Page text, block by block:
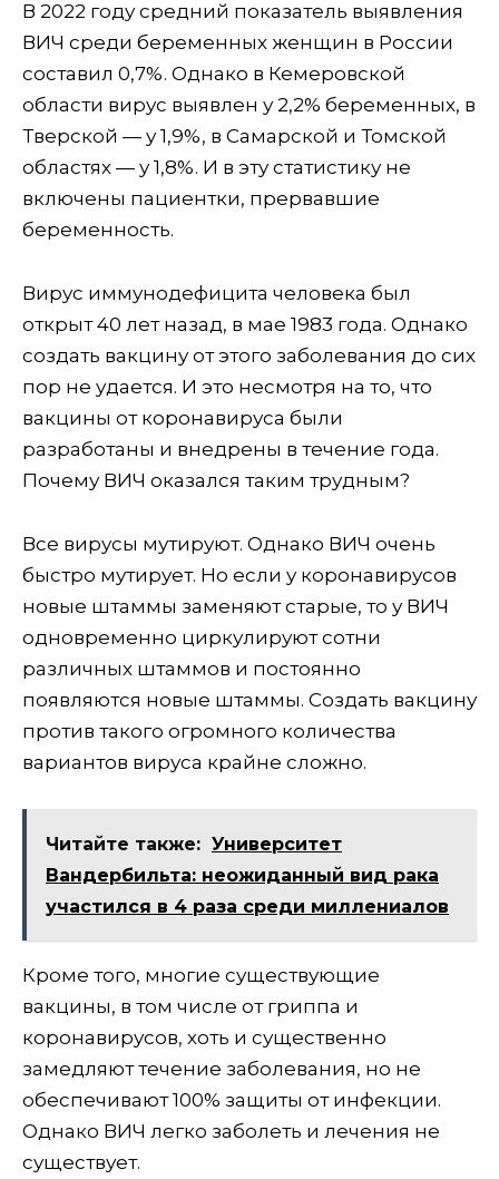
В 2022 году средний показатель выявления
ВИЧ среди беременных женщин в России
составил 0,7%. Однако в Кемеровской
области вирус выявлен у 2,2% беременных, в
Тверской — у 1,9%, в Самарской и Томской
областях — у 1,8%. И в эту статистику не
включены пациентки, прервавшие
беременность.
Вирус иммунодефицита человека был
открыт 40 лет назад, в мае 1983 года. Однако
создать вакцину от этого заболевания до сих
пор не удается. И это несмотря на то, что
вакцины от коронавируса были
разработаны и внедрены в течение года.
Почему ВИЧ оказался таким трудным?
Все вирусы мутируют. Однако ВИЧ очень
быстро мутирует. Но если у коронавирусов
новые штаммы заменяют старые, то у ВИЧ
одновременно циркулируют сотни
различных штаммов и постоянно
появляются новые штаммы. Создать вакцину
против такого огромного количества
вариантов вируса крайне сложно.
Читайте также: Университет
Вандербильта: неожиданный вид рака
участился в 4 раза среди миллениалов
Кроме того, многие существующие
вакцины, в том числе от гриппа и
коронавирусов, хоть и существенно
замедляют течение заболевания, но не
обеспечивают 100% защиты от инфекции.
Однако ВИЧ легко заболеть и лечения не
существует.